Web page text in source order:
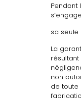
Pendant
s’engage
sa seule
La
résultant
non
de toute